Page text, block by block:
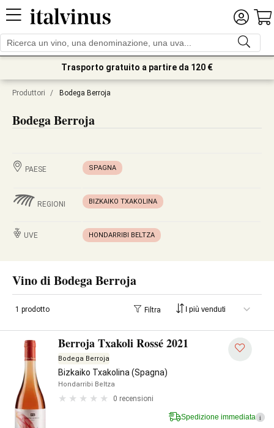
Trasporto gratuito a partire da 120 €
Produttori / Bodega Berroja
Bodega Berroja
PAESE SPAGNA
REGIONI BIZKAIKO TXAKOLINA
UVE HONDARRIBI BELTZA
Vino di Bodega Berroja
1 prodotto Filtra
Berroja Txakoli Rossé 2021
Bodega Berroja
Bizkaiko Txakolina (Spagna)
Hondarribi Beltza
0 recensioni
Spedizione immediata i